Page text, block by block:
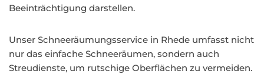
Beeinträchtigung darstellen.
Unser Schneeräumungsservice in Rhede umfasst nicht
nur das einfache Schneeräumen, sondern auch
Streudienste, um rutschige Oberflächen zu vermeiden.